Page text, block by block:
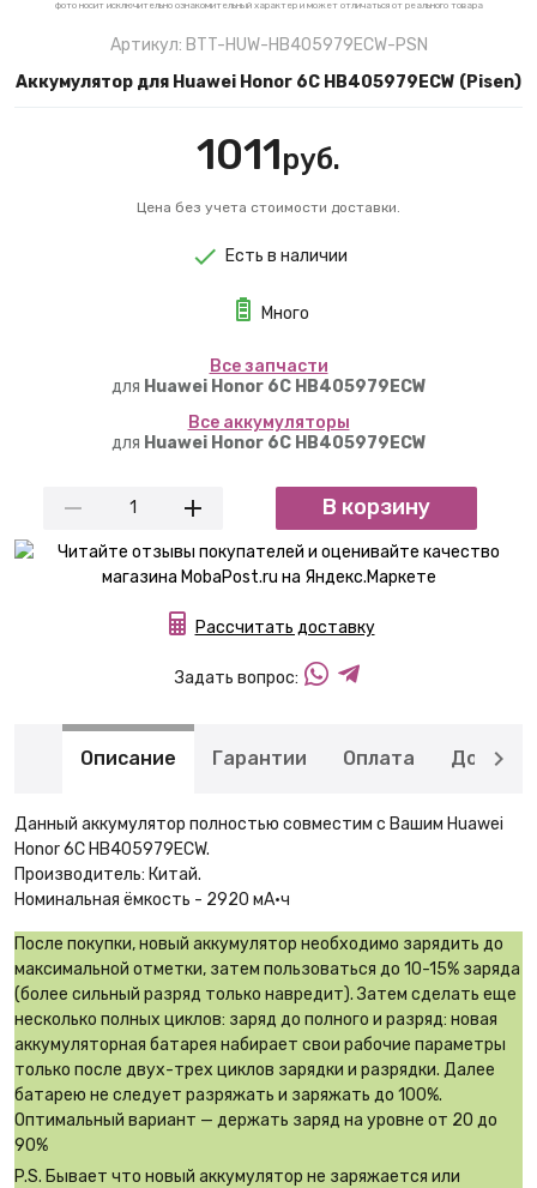
фото носит исключительно ознакомительный характер и может отличаться от реального товара
Артикул: BTT-HUW-HB405979ECW-PSN
Аккумулятор для Huawei Honor 6C HB405979ECW (Pisen)
1011руб.
Цена без учета стоимости доставки.
Есть в наличии
Много
Вcе запчасти
для Huawei Honor 6C HB405979ECW
Вcе аккумуляторы
для Huawei Honor 6C HB405979ECW
В корзину
Рассчитать доставку
Задать вопрос:
Описание Гарантии Оплата
Данный аккумулятор полностью совместим с Вашим Huawei
Honor 6C HB405979ECW.
Производитель: Китай.
Номинальная ёмкость - 2920 мА·ч
После покупки, новый аккумулятор необходимо зарядить до
максимальной отметки, затем пользоваться до 10-15% заряда
(более сильный разряд только навредит). Затем сделать еще
несколько полных циклов: заряд до полного и разряд: новая
аккумуляторная батарея набирает свои рабочие параметры
только после двух-трех циклов зарядки и разрядки. Далее
батарею не следует разряжать и заряжать до 100%.
Оптимальный вариант — держать заряд на уровне от 20 до
90%
P.S. Бывает что новый аккумулятор не заряжается или